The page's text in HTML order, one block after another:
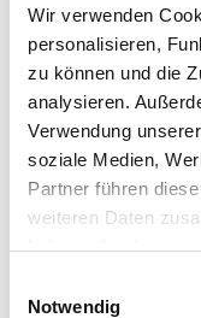
Wir verwenden
personalisieren,
zu können und die
analysieren.
Verwendung
soziale Medien,
Partner führen
weiteren Daten
haben oder die sie
Notwendig
Umrechnungsfaktoren